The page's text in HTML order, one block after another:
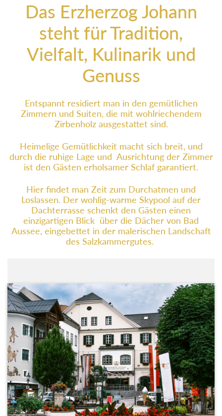
Das Erzherzog Johann
steht für Tradition,
Vielfalt, Kulinarik und
Genuss
Entspannt residiert man in den gemütlichen
Zimmern und Suiten, die mit wohlriechendem
Zirbenholz ausgestattet sind.
Heimelige Gemütlichkeit macht sich breit, und
durch die ruhige Lage und Ausrichtung der Zimmer
ist den Gästen erholsamer Schlaf garantiert.
Hier findet man Zeit zum Durchatmen und
Loslassen. Der wohlig-warme Skypool auf der
Dachterrasse schenkt den Gästen einen
einzigartigen Blick über die Dächer von Bad
Aussee, eingebettet in der malerischen Landschaft
des Salzkammergutes.